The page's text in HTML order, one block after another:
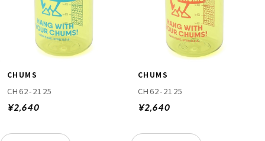
CHUMS
CH62-2125
¥2,640
CHUMS
CH62-2125
¥2,640